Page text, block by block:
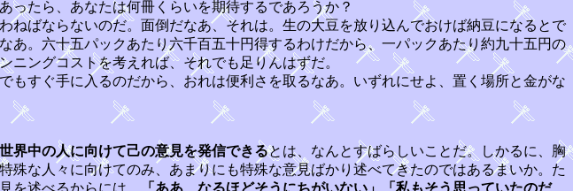
ったら、あなたは何冊くらいを期待するであろうか？
ばならないのだ。面倒だなあ、それは。生の大豆を放り込んでおけば納豆になるとで
。六十五パックあたり六千百五十円得するわけだから、一パックあたり約九十五円の
ニングコストを考えれば、それでも足りんはずだ。
すぐ手に入るのだから、おれは便利さを取るなあ。いずれにせよ、置く場所と金がな
界中の人に向けて己の意見を発信できるとは、なんとすばらしいことだ。しかるに、胸
な人々に向けてのみ、あまりにも特殊な意見ばかり述べてきたのではあるまいか。た